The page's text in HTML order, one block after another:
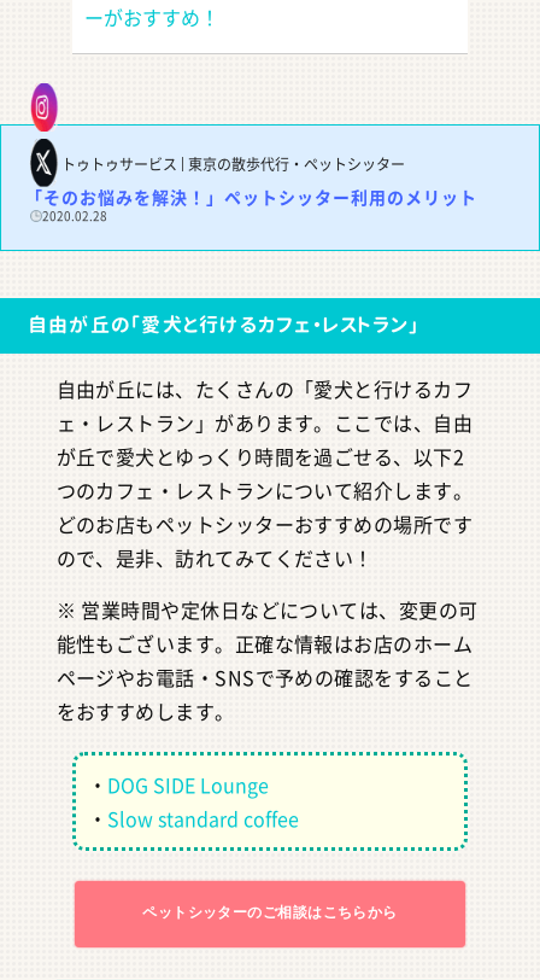
ーがおすすめ！
トゥトゥサービス | 東京の散歩代行・ペットシッター
「そのお悩みを解決！」ペットシッター利用のメリット
2020.02.28
自由が丘の「愛犬と行けるカフェ・レストラン」
自由が丘には、たくさんの「愛犬と行けるカフ
ェ・レストラン」があります。ここでは、自由
が丘で愛犬とゆっくり時間を過ごせる、以下2
つのカフェ・レストランについて紹介します。
どのお店もペットシッターおすすめの場所です
ので、是非、訪れてみてください！
※ 営業時間や定休日などについては、変更の可
能性もございます。正確な情報はお店のホーム
ページやお電話・SNSで予めの確認をすること
をおすすめします。
・ DOG SIDE Lounge
・ Slow standard coffee
ペットシッターのご相談はこちらから